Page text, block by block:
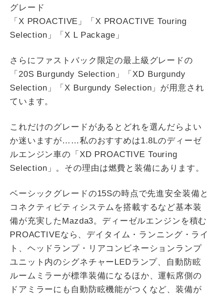
グレード
「X PROACTIVE」「X PROACTIVE Touring
Selection」「X L Package」
さらにファストバック限定の最上級グレードの
「20S Burgundy Selection」「XD Burgundy
Selection」「X Burgundy Selection」が用意され
ています。
これだけのグレードがあるとどれを選んだらよい
か迷いますが……私のおすすめは1.8Lのディーゼ
ルエンジン車の「XD PROACTIVE Touring
Selection」。その理由は燃費と装備にあります。
ベーシックグレードの15Sの時点で先進安全装備と
コネクティビティシステムを搭載するなど基本装
備が充実したMazda3。ディーゼルエンジンを積む
PROACTIVEなら、デイタイム・ランニング・ライ
ト、ヘッドランプ・リアコンビネーションランプ
ユニット内のシグネチャーLEDランプ、自動防眩
ルームミラーが標準装備になるほか、運転席側の
ドアミラーにも自動防眩機能がつくなど、装備が